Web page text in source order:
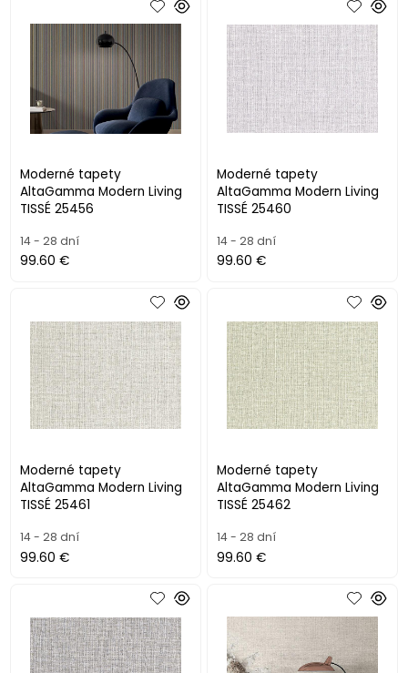
Moderné tapety
AltaGamma Modern Living
TISSÉ 25456
14 - 28 dní
99.60 €
Moderné tapety
AltaGamma Modern Living
TISSÉ 25460
14 - 28 dní
99.60 €
Moderné tapety
AltaGamma Modern Living
TISSÉ 25461
14 - 28 dní
99.60 €
Moderné tapety
AltaGamma Modern Living
TISSÉ 25462
14 - 28 dní
99.60 €